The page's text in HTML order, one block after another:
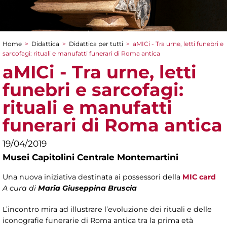
Tu sei qui
Home > Didattica > Didattica per tutti > aMICi - Tra urne, letti funebri e
sarcofagi: rituali e manufatti funerari di Roma antica
aMICi - Tra urne, letti
funebri e sarcofagi:
rituali e manufatti
funerari di Roma antica
19/04/2019
Musei Capitolini Centrale Montemartini
Una nuova iniziativa destinata ai possessori della MIC card
A cura di Maria Giuseppina Bruscia
L’incontro mira ad illustrare l’evoluzione dei rituali e delle
iconografie funerarie di Roma antica tra la prima età